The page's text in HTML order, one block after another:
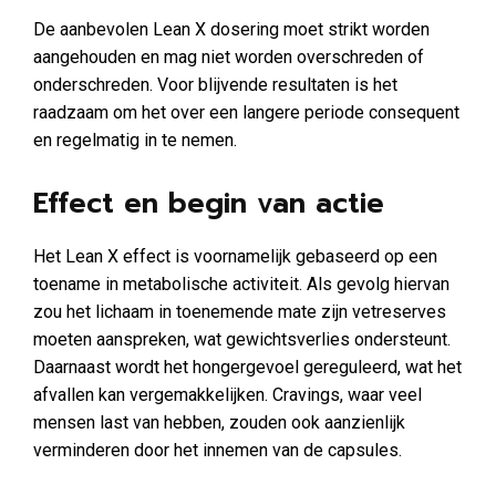
De aanbevolen Lean X dosering moet strikt worden
aangehouden en mag niet worden overschreden of
onderschreden. Voor blijvende resultaten is het
raadzaam om het over een langere periode consequent
en regelmatig in te nemen.
Effect en begin van actie
Het Lean X effect is voornamelijk gebaseerd op een
toename in metabolische activiteit. Als gevolg hiervan
zou het lichaam in toenemende mate zijn vetreserves
moeten aanspreken, wat gewichtsverlies ondersteunt.
Daarnaast wordt het hongergevoel gereguleerd, wat het
afvallen kan vergemakkelijken. Cravings, waar veel
mensen last van hebben, zouden ook aanzienlijk
verminderen door het innemen van de capsules.